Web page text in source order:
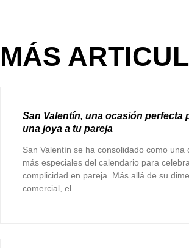
MÁS
San Valentín, una ocasión perfecta
una joya a tu pareja
San Valentín se ha consolidado como una
más especiales del calendario para
complicidad en pareja. Más allá de su
comercial, el